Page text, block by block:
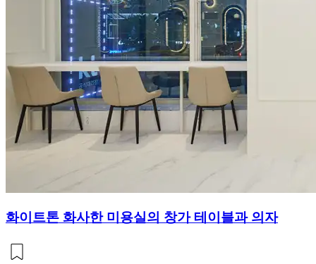
화이트톤 화사한 미용실의 창가 테이블과 의자